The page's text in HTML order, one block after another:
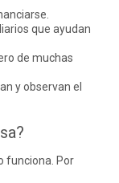
que ayudan
de muchas
y observan el
funciona. Por